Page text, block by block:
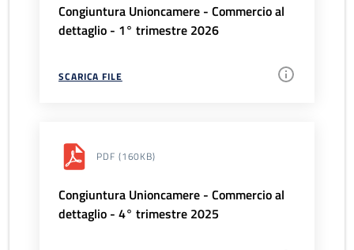
Congiuntura Unioncamere - Commercio al
dettaglio - 1° trimestre 2026
SCARICA FILE
PDF (160KB)
Congiuntura Unioncamere - Commercio al
dettaglio - 4° trimestre 2025